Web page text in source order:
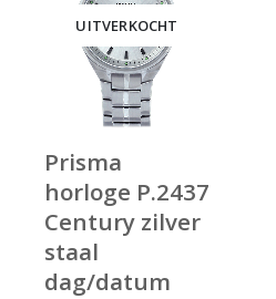
UITVERKOCHT
Prisma
horloge P.2437
Century zilver
staal
dag/datum